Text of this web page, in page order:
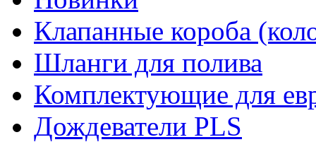
Клапанные короба
Шланги для полива
Комплектующие для
Дождеватели PLS